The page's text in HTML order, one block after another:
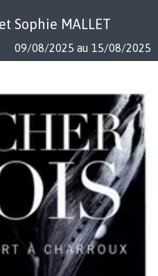
Sophie MALLET
09/08/2025 au 15/08/2025